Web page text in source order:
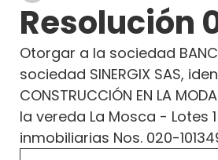
Resolución
Otorgar a la sociedad
sociedad SINERGIX SAS,
CONSTRUCCIÓN EN LA
la vereda La Mosca -
inmobiliarias Nos. 020-